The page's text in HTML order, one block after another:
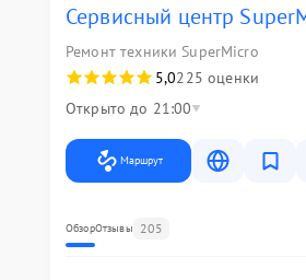
Сервисный центр
Ремонт техники SuperMicro
5,0225 оценки
Открыто до 21:00
Маршрут
ОбзорОтзывы 205